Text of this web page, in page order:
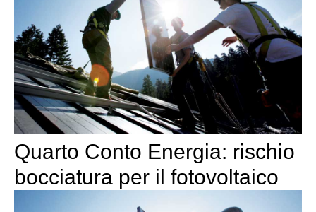
Quarto Conto Energia: rischio
bocciatura per il fotovoltaico